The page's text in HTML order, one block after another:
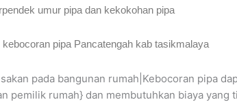
umur pipa dan kekokohan pipa
pada bangunan rumah|Kebocoran pipa
pemilik rumah} dan membutuhkan biaya